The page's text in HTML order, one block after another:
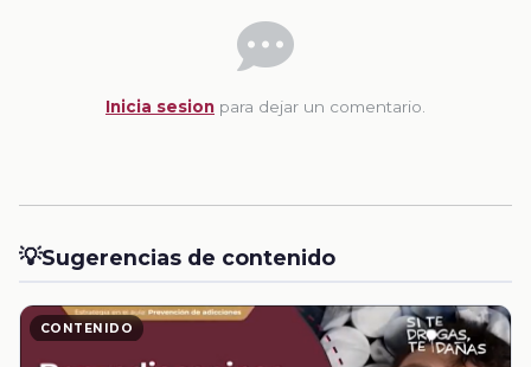
Inicia sesion para dejar un comentario.
💡Sugerencias de contenido
CONTENIDO